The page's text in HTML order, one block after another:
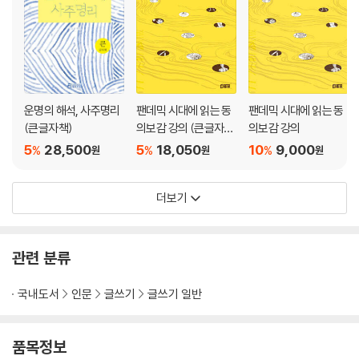
운명의 해석, 사주명리
(큰글자책)
28,500원
5%
팬데믹 시대에 읽는 동
의보감 강의 (큰글자
책) 18,050원
5%
팬데믹 시대에 읽는 동
의보감 강의
9,000원
10%
더보기
관련 분류
국내도서 인문 글쓰기 글쓰기 일반
품목정보